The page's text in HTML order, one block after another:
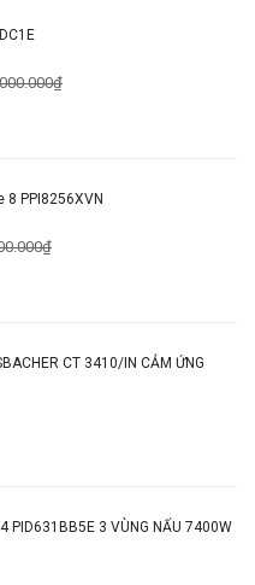
x 592 x 522 mm
6 mm
8 PPI8256XVN
CT 3410/IN CẢM ỨNG
4 PID631BB5E 3 VÙNG NẤU 7400W